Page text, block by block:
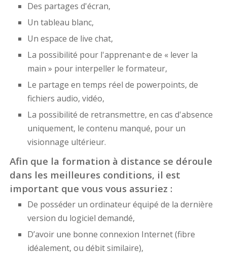
Des partages d'écran,
Un tableau blanc,
Un espace de live chat,
La possibilité pour l'apprenant·e de « lever la
main » pour interpeller le formateur,
Le partage en temps réel de powerpoints, de
fichiers audio, vidéo,
La possibilité de retransmettre, en cas d'absence
uniquement, le contenu manqué, pour un
visionnage ultérieur.
Afin que la formation à distance se déroule
dans les meilleures conditions, il est
important que vous vous assuriez :
De posséder un ordinateur équipé de la dernière
version du logiciel demandé,
D’avoir une bonne connexion Internet (fibre
idéalement, ou débit similaire),